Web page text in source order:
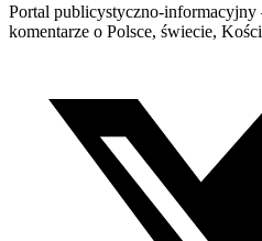
Portal publicystyczno-
komentarze o Polsce, świecie,